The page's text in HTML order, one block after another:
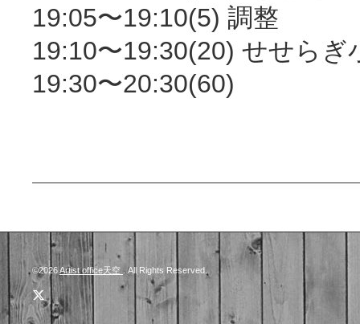
19:05〜19:10(5) 調整
19:10〜19:30(20) せせらぎ
19:30〜20:30(60)
©2026Artist office天空 . All Rights Reserved.